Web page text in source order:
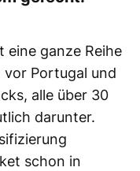
eine ganze Reihe
Portugal und
alle über 30
darunter.
schon in